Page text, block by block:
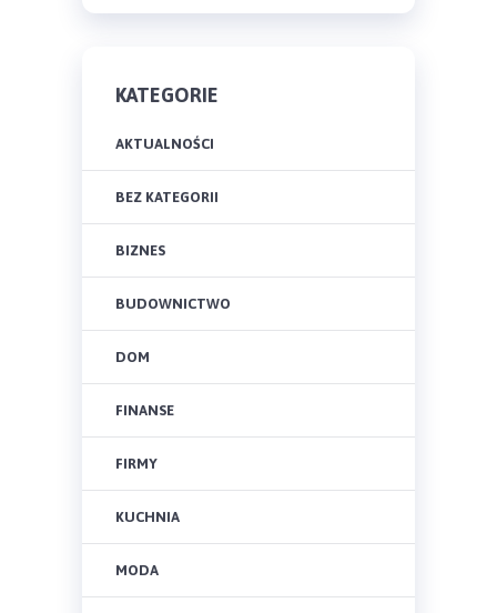
KATEGORIE
AKTUALNOŚCI
BEZ KATEGORII
BIZNES
BUDOWNICTWO
DOM
FINANSE
FIRMY
KUCHNIA
MODA